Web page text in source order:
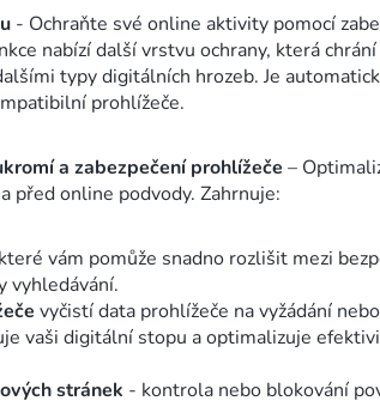
- Ochraňte své online aktivity pomocí
nabízí další vrstvu ochrany, která
typy digitálních hrozeb. Je
prohlížeče.
a zabezpečení prohlížeče –
před online podvody. Zahrnuje:
vám pomůže snadno rozlišit mezi
vyhledávání.
vyčistí data prohlížeče na vyžádání nebo
vaši digitální stopu a optimalizuje
stránek - kontrola nebo blokování